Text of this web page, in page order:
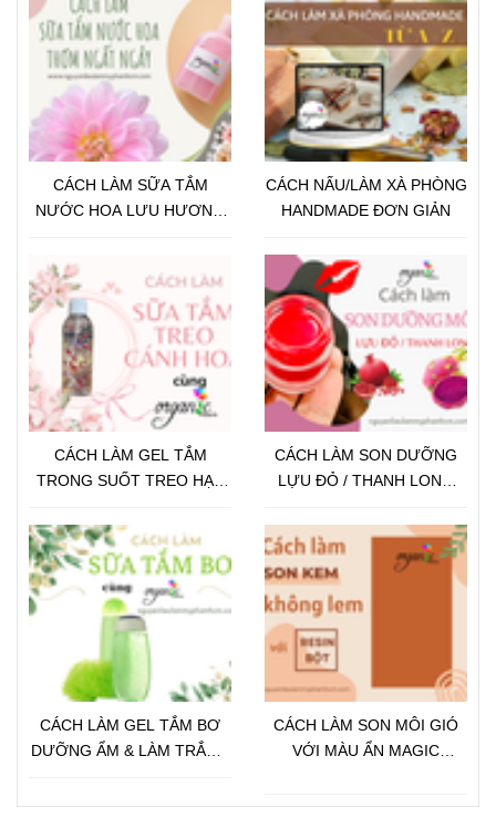
CÁCH LÀM SỮA TẮM
NƯỚC HOA LƯU HƯƠNG
CÁCH NẤU/LÀM XÀ PHÒNG
HANDMADE ĐƠN GIẢN
CÁCH LÀM GEL TẮM
TRONG SUỐT TREO HẠT
CÁCH LÀM SON DƯỠNG
LỰU ĐỎ / THANH LONG
BƯỚC
CÁCH LÀM GEL TẮM BƠ
DƯỠNG ẨM & LÀM TRẮNG
CÁCH LÀM SON MÔI GIÓ
VỚI MÀU ẨN MAGIC